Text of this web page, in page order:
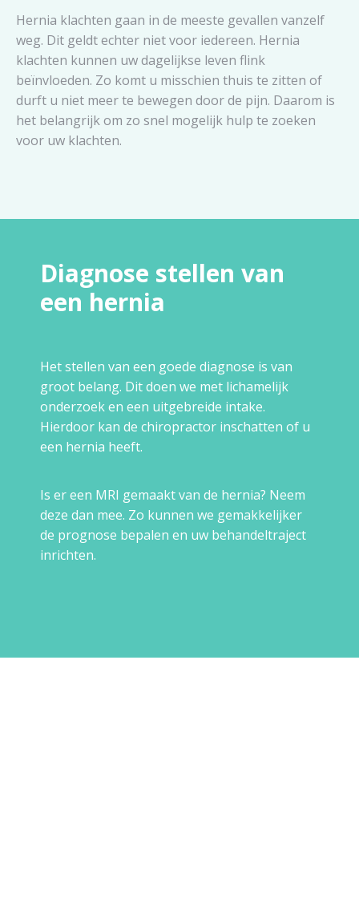
Hernia klachten gaan in de meeste gevallen vanzelf
weg. Dit geldt echter niet voor iedereen. Hernia
klachten kunnen uw dagelijkse leven flink
beïnvloeden. Zo komt u misschien thuis te zitten of
durft u niet meer te bewegen door de pijn. Daarom is
het belangrijk om zo snel mogelijk hulp te zoeken
voor uw klachten.
Diagnose stellen van
een hernia
Het stellen van een goede diagnose is van
groot belang. Dit doen we met lichamelijk
onderzoek en een uitgebreide intake.
Hierdoor kan de chiropractor inschatten of u
een hernia heeft.
Is er een MRI gemaakt van de hernia? Neem
deze dan mee. Zo kunnen we gemakkelijker
de prognose bepalen en uw behandeltraject
inrichten.